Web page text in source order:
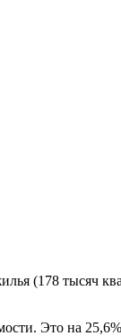
(178 тысяч
Это на